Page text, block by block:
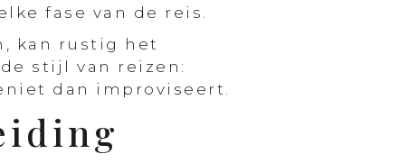
fase van de reis.
kan rustig het
stijl van reizen:
dan improviseert.